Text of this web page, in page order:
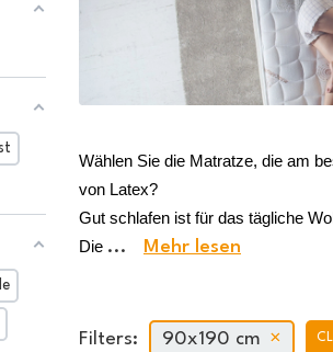
Wählen Sie die Matratze, die am
von Latex?
Gut schlafen ist für das tägliche
Die ... Mehr lesen
Filters: 90x190 cm